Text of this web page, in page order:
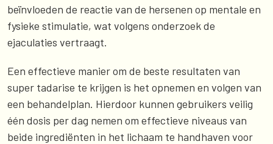
beïnvloeden de reactie van de hersenen op mentale en
fysieke stimulatie, wat volgens onderzoek de
ejaculaties vertraagt.
Een effectieve manier om de beste resultaten van
super tadarise te krijgen is het opnemen en volgen van
een behandelplan. Hierdoor kunnen gebruikers veilig
één dosis per dag nemen om effectieve niveaus van
beide ingrediënten in het lichaam te handhaven voor